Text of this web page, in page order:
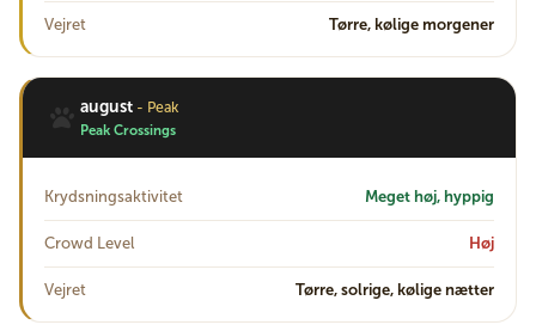
Vejret Tørre, kølige morgener
august - Peak
Peak Crossings
Krydsningsaktivitet Meget høj, hyppig
Crowd Level Høj
Vejret Tørre, solrige, kølige nætter